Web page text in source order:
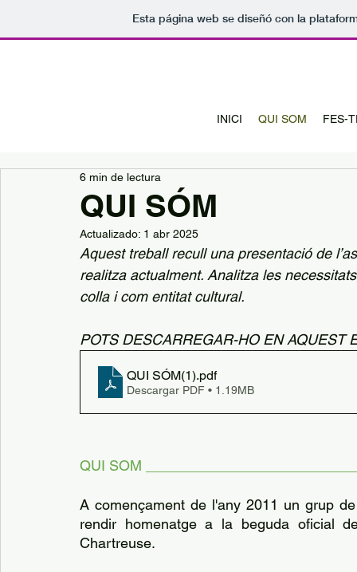
Esta página web se diseñó con la
INICI QUI SOM FES-
QUI SÓM
6 min de lectura
Actualizado: 1 abr 2025
Aquest treball recull una presentació de
realitza actualment. Analitza les
colla i com entitat cultural.
POTS DESCARREGAR-HO EN AQUEST
QUI SÓM(1).pdf
Descargar PDF • 1.19MB
QUI SOM
A començament de l'any 2011 un grup
rendir homenatge a la beguda oficial
Chartreuse.